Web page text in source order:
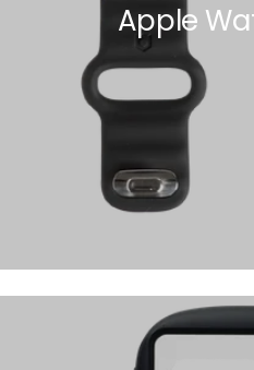
Apple